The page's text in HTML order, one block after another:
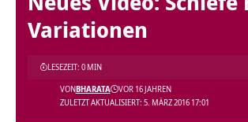
Variationen
ZULETZT AKTUALISIERT: 5. MÄRZ 2016 17:01
VONBHARATA VOR 16 JAHREN
LESEZEIT: 0 MIN